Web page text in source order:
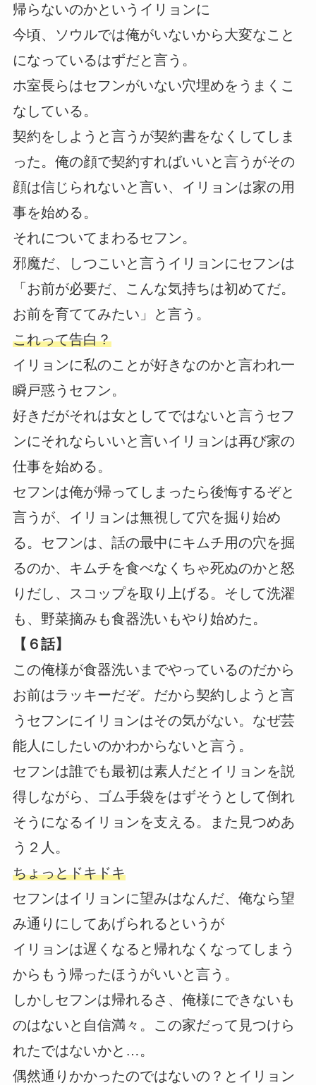
帰らないのかというイリョンに
今頃、ソウルでは俺がいないから大変なこと
になっているはずだと言う。
ホ室長らはセフンがいない穴埋めをうまくこ
なしている。
契約をしようと言うが契約書をなくしてしま
った。俺の顔で契約すればいいと言うがその
顔は信じられないと言い、イリョンは家の用
事を始める。
それについてまわるセフン。
邪魔だ、しつこいと言うイリョンにセフンは
「お前が必要だ、こんな気持ちは初めてだ。
お前を育ててみたい」と言う。
これって告白？
イリョンに私のことが好きなのかと言われ一
瞬戸惑うセフン。
好きだがそれは女としてではないと言うセフ
ンにそれならいいと言いイリョンは再び家の
仕事を始める。
セフンは俺が帰ってしまったら後悔するぞと
言うが、イリョンは無視して穴を掘り始め
る。セフンは、話の最中にキムチ用の穴を掘
るのか、キムチを食べなくちゃ死ぬのかと怒
りだし、スコップを取り上げる。そして洗濯
も、野菜摘みも食器洗いもやり始めた。
【６話】
この俺様が食器洗いまでやっているのだから
お前はラッキーだぞ。だから契約しようと言
うセフンにイリョンはその気がない。なぜ芸
能人にしたいのかわからないと言う。
セフンは誰でも最初は素人だとイリョンを説
得しながら、ゴム手袋をはずそうとして倒れ
そうになるイリョンを支える。また見つめあ
う２人。
ちょっとドキドキ
セフンはイリョンに望みはなんだ、俺なら望
み通りにしてあげられるというが
イリョンは遅くなると帰れなくなってしまう
からもう帰ったほうがいいと言う。
しかしセフンは帰れるさ、俺様にできないも
のはないと自信満々。この家だって見つけら
れたではないかと…。
偶然通りかかったのではないの？とイリョン